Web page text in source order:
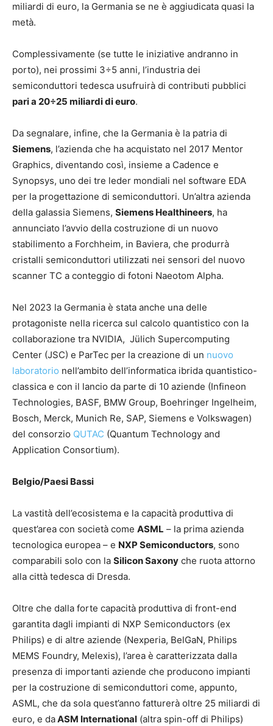
miliardi di euro, la Germania se ne è aggiudicata quasi la
metà.
Complessivamente (se tutte le iniziative andranno in
porto), nei prossimi 3÷5 anni, l’industria dei
semiconduttori tedesca usufruirà di contributi pubblici
pari a 20÷25 miliardi di euro.
Da segnalare, infine, che la Germania è la patria di
Siemens, l’azienda che ha acquistato nel 2017 Mentor
Graphics, diventando così, insieme a Cadence e
Synopsys, uno dei tre leder mondiali nel software EDA
per la progettazione di semiconduttori. Un’altra azienda
della galassia Siemens, Siemens Healthineers, ha
annunciato l’avvio della costruzione di un nuovo
stabilimento a Forchheim, in Baviera, che produrrà
cristalli semiconduttori utilizzati nei sensori del nuovo
scanner TC a conteggio di fotoni Naeotom Alpha.
Nel 2023 la Germania è stata anche una delle
protagoniste nella ricerca sul calcolo quantistico con la
collaborazione tra NVIDIA, Jülich Supercomputing
Center (JSC) e ParTec per la creazione di un nuovo
laboratorio nell’ambito dell’informatica ibrida quantistico-
classica e con il lancio da parte di 10 aziende (Infineon
Technologies, BASF, BMW Group, Boehringer Ingelheim,
Bosch, Merck, Munich Re, SAP, Siemens e Volkswagen)
del consorzio QUTAC (Quantum Technology and
Application Consortium).
Belgio/Paesi Bassi
La vastità dell’ecosistema e la capacità produttiva di
quest’area con società come ASML – la prima azienda
tecnologica europea – e NXP Semiconductors, sono
comparabili solo con la Silicon Saxony che ruota attorno
alla città tedesca di Dresda.
Oltre che dalla forte capacità produttiva di front-end
garantita dagli impianti di NXP Semiconductors (ex
Philips) e di altre aziende (Nexperia, BelGaN, Philips
MEMS Foundry, Melexis), l’area è caratterizzata dalla
presenza di importanti aziende che producono impianti
per la costruzione di semiconduttori come, appunto,
ASML, che da sola quest’anno fatturerà oltre 25 miliardi di
euro, e daASM International (altra spin-off di Philips)